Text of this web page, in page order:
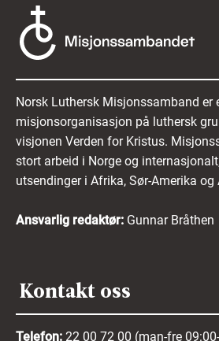
Norsk Luthersk Misjonssamband er
misjonsorganisasjon på luthersk
visjonen Verden for Kristus.
stort arbeid i Norge og
utsendinger i Afrika, Sør-Amerika og
Ansvarlig redaktør: Gunnar Bråthen
Kontakt oss
Telefon: 22 00 72 00 (man-fre